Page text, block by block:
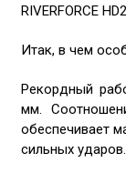
RIVERFORCE
Итак, в чем
Рекордный
мм.
обеспечивает
сильных ударов.